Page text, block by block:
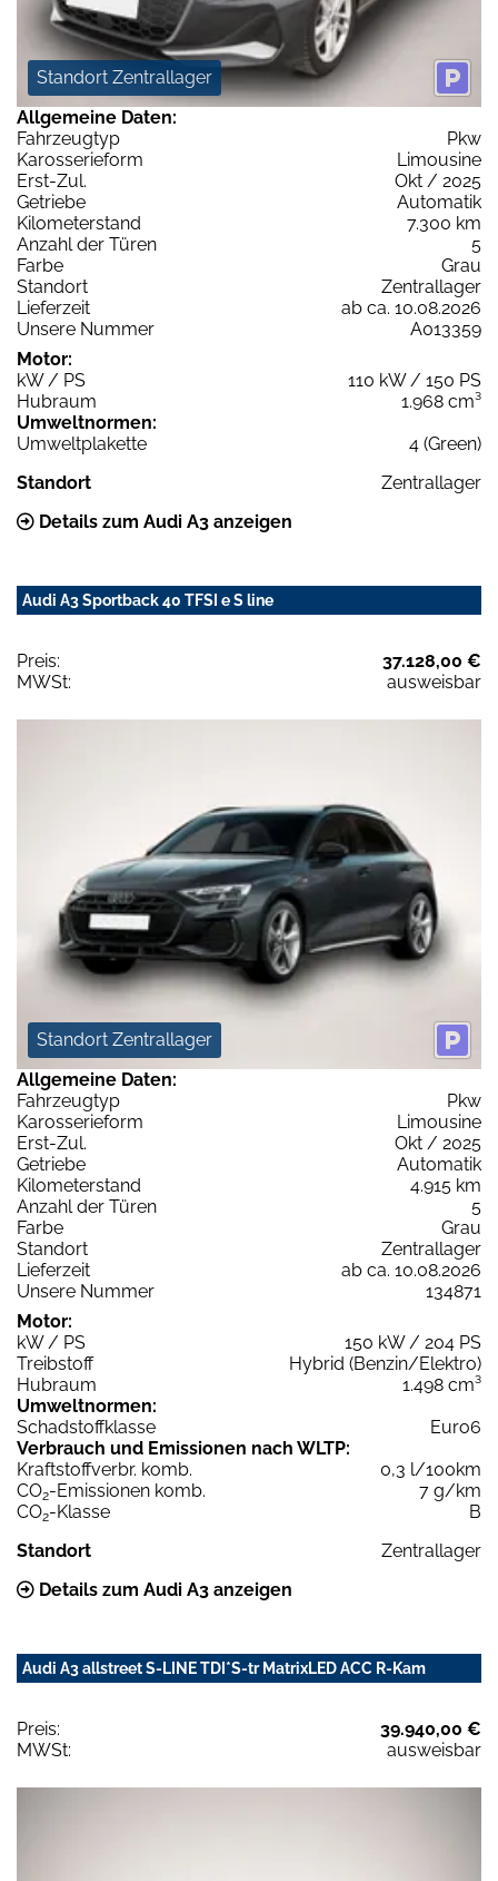
Standort Zentrallager
Allgemeine Daten:
Fahrzeugtyp
Pkw
Karosserieform
Limousine
Erst-Zul.
Okt / 2025
Getriebe
Automatik
Kilometerstand
7.300 km
Anzahl der Türen
5
Farbe
Grau
Standort
Zentrallager
Lieferzeit
ab ca. 10.08.2026
Unsere Nummer
A013359
Motor:
kW / PS
110 kW / 150 PS
Hubraum
1.968 cm³
Umweltnormen:
Umweltplakette
4 (Green)
Standort
Zentrallager
Details zum Audi A3 anzeigen
Audi A3 Sportback 40 TFSI e S line
Preis:
37.128,00 €
MWSt:
ausweisbar
Standort Zentrallager
Allgemeine Daten:
Fahrzeugtyp
Pkw
Karosserieform
Limousine
Erst-Zul.
Okt / 2025
Getriebe
Automatik
Kilometerstand
4.915 km
Anzahl der Türen
5
Farbe
Grau
Standort
Zentrallager
Lieferzeit
ab ca. 10.08.2026
Unsere Nummer
134871
Motor:
kW / PS
150 kW / 204 PS
Treibstoff
Hybrid (Benzin/Elektro)
Hubraum
1.498 cm³
Umweltnormen:
Schadstoffklasse
Euro6
Verbrauch und Emissionen nach WLTP:
Kraftstoffverbr. komb.
0,3 l/100km
CO2-Emissionen komb.
7 g/km
CO2-Klasse
B
Standort
Zentrallager
Details zum Audi A3 anzeigen
Audi A3 allstreet S-LINE TDI*S-tr MatrixLED ACC R-Kam
Preis:
39.940,00 €
MWSt:
ausweisbar